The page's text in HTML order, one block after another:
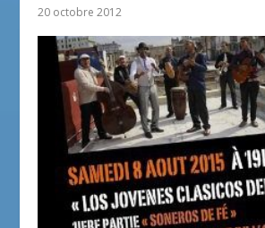
20 octobre 2012